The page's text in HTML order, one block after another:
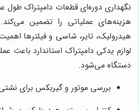
نگهداری دوره‌ای قطعات دامپتراک
هزینه‌های عملیاتی را تضمین
هیدرولیک، تایر، شاسی و فیلترها
لوازم یدکی دامپتراک استاندارد باعث
دستگاه می‌شود.
بررسی موتور و گیربکس برای